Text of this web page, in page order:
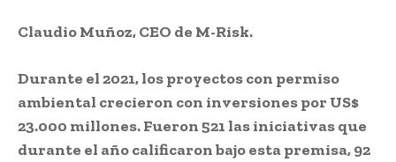
Claudio Muñoz, CEO de M-Risk.
Durante el 2021, los proyectos con permiso
ambiental crecieron con inversiones por US$
23.000 millones. Fueron 521 las iniciativas que
durante el año calificaron bajo esta premisa, 92